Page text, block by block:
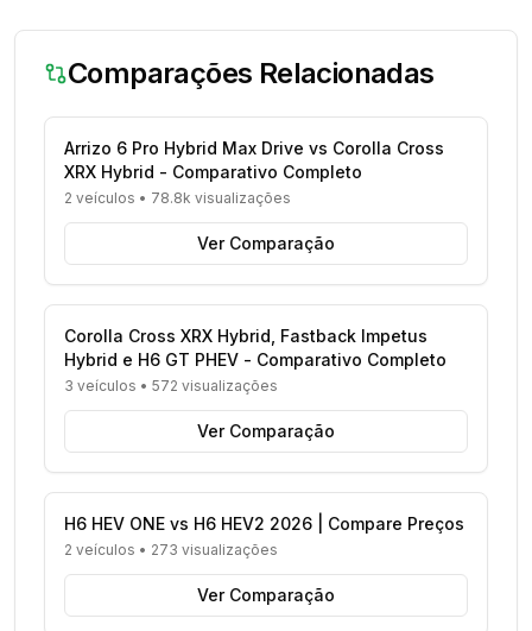
Comparações Relacionadas
Arrizo 6 Pro Hybrid Max Drive vs Corolla Cross
XRX Hybrid - Comparativo Completo
2 veículos • 78.8k visualizações
Ver Comparação
Corolla Cross XRX Hybrid, Fastback Impetus
Hybrid e H6 GT PHEV - Comparativo Completo
3 veículos • 572 visualizações
Ver Comparação
H6 HEV ONE vs H6 HEV2 2026 | Compare Preços
2 veículos • 273 visualizações
Ver Comparação